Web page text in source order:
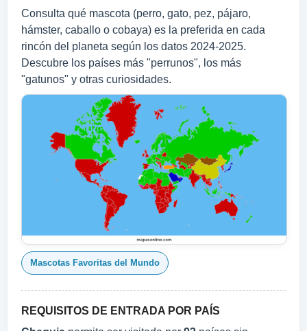
Consulta qué mascota (perro, gato, pez, pájaro,
hámster, caballo o cobaya) es la preferida en cada
rincón del planeta según los datos 2024‑2025.
Descubre los países más "perrunos", los más
"gatunos" y otras curiosidades.
Mascotas Favoritas del Mundo
REQUISITOS DE ENTRADA POR PAÍS